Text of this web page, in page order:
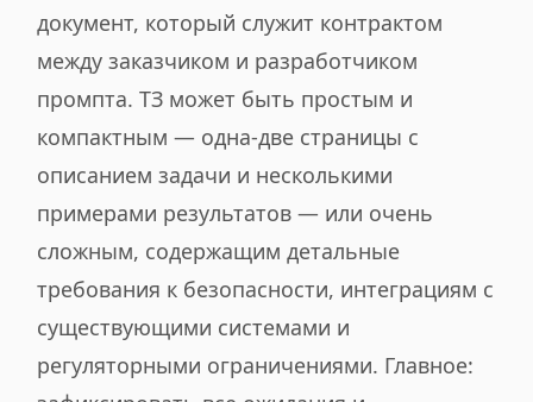
документ, который служит контрактом
между заказчиком и разработчиком
промпта. ТЗ может быть простым и
компактным — одна-две страницы с
описанием задачи и несколькими
примерами результатов — или очень
сложным, содержащим детальные
требования к безопасности, интеграциям с
существующими системами и
регуляторными ограничениями. Главное: